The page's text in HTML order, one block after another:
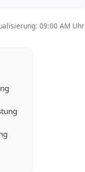
09:00 AM Uhr